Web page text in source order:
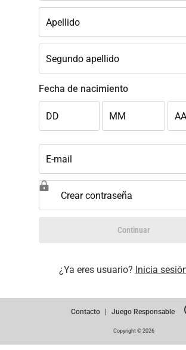
Apellido
Segundo apellido
Fecha de nacimiento
DD MM
E-mail
Crear contraseña
Continuar
¿Ya eres usuario? Inicia
Contacto | Juego Responsable
Copyright © 2026